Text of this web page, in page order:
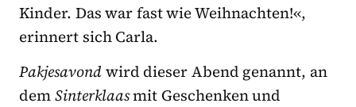
Kinder. Das war fast wie Weihnachten!«,
erinnert sich Carla.
Pakjesavondwird dieser Abend genannt, an
demSinterklaasmit Geschenken und